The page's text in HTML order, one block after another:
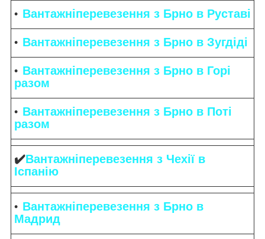
Вантажніперевезення з Брно в Руставі
Вантажніперевезення з Брно в Зугдіді
Вантажніперевезення з Брно в Горі
разом
Вантажніперевезення з Брно в Поті
разом
✔️Вантажніперевезення з Чехії в
Іспанію
Вантажніперевезення з Брно в
Мадрид